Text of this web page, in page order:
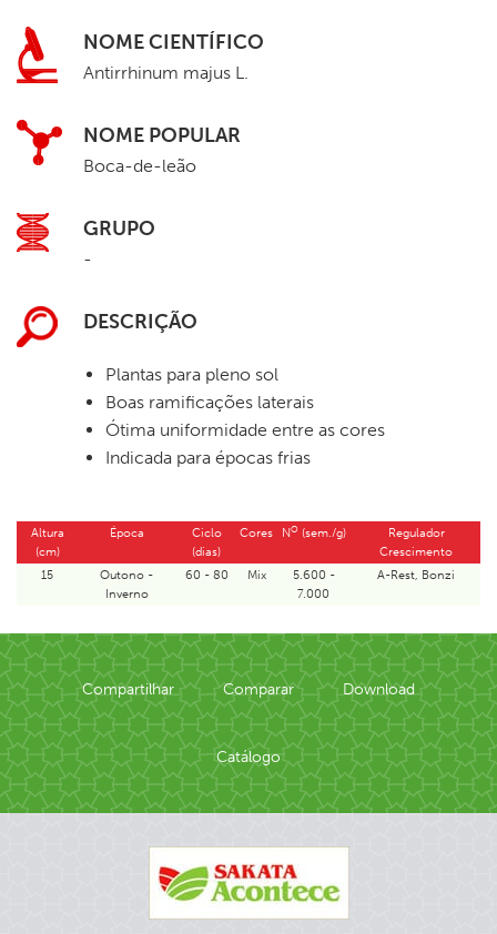
NOME CIENTÍFICO
Antirrhinum majus L.
NOME POPULAR
Boca-de-leão
GRUPO
-
DESCRIÇÃO
Plantas para pleno sol
Boas ramificações laterais
Ótima uniformidade entre as cores
Indicada para épocas frias
Altura
(cm)
Época
Ciclo
(dias)
Cores NO (sem./g)
Regulador
Crescimento
15
Outono -
Inverno
60 - 80 Mix
5.600 -
7.000
A-Rest, Bonzi
Compartilhar Comparar Download
Catálogo